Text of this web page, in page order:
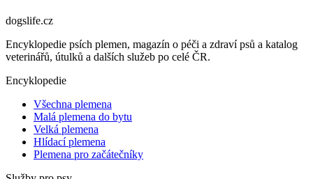
dogslife.cz
Encyklopedie psích plemen, magazín o péči a zdraví psů a katalog
veterinářů, útulků a dalších služeb po celé ČR.
Encyklopedie
Všechna plemena
Malá plemena do bytu
Velká plemena
Hlídací plemena
Plemena pro začátečníky